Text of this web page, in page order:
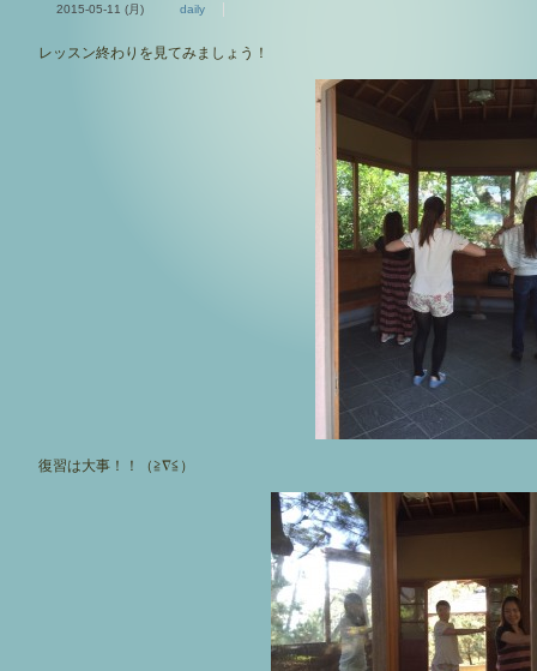
2015-05-11 (月) daily
レッスン終わりを見てみましょう！
復習は大事！！（≧∇≦）